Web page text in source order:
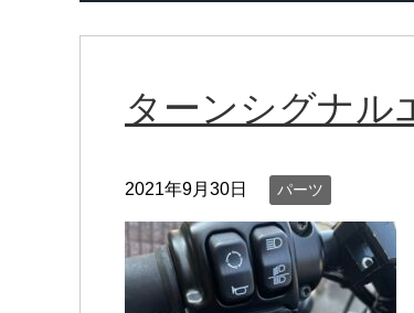
ターンシグナル
2021年9月30日 パーツ